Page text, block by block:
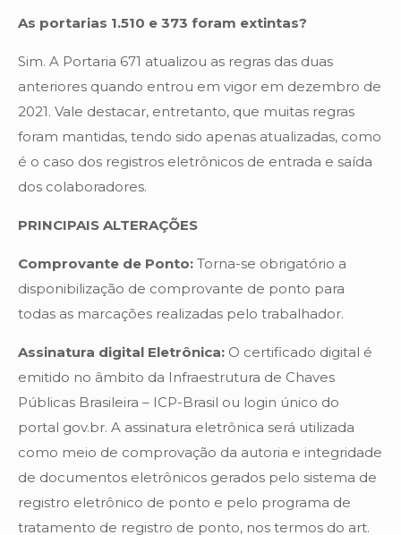
As portarias 1.510 e 373 foram extintas?
Sim. A Portaria 671 atualizou as regras das duas
anteriores quando entrou em vigor em dezembro de
2021. Vale destacar, entretanto, que muitas regras
foram mantidas, tendo sido apenas atualizadas, como
é o caso dos registros eletrônicos de entrada e saída
dos colaboradores.
PRINCIPAIS ALTERAÇÕES
Comprovante de Ponto: Torna-se obrigatório a
disponibilização de comprovante de ponto para
todas as marcações realizadas pelo trabalhador.
Assinatura digital Eletrônica: O certificado digital é
emitido no âmbito da Infraestrutura de Chaves
Públicas Brasileira – ICP-Brasil ou login único do
portal gov.br. A assinatura eletrônica será utilizada
como meio de comprovação da autoria e integridade
de documentos eletrônicos gerados pelo sistema de
registro eletrônico de ponto e pelo programa de
tratamento de registro de ponto, nos termos do art.